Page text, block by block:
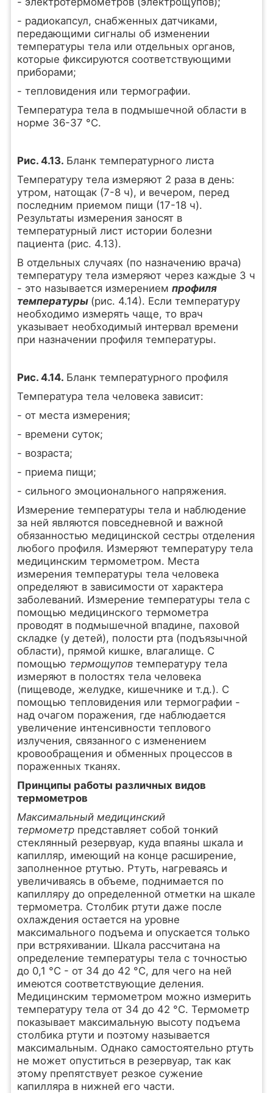
- радиокапсул, снабженных датчиками,
передающими сигналы об изменении
температуры тела или отдельных органов,
которые фиксируются соответствующими
приборами;
- тепловидения или термографии.
Температура тела в подмышечной области в
норме 36-37 °С.
Рис. 4.13. Бланк температурного листа
Температуру тела измеряют 2 раза в день:
утром, натощак (7-8 ч), и вечером, перед
последним приемом пищи (17-18 ч).
Результаты измерения заносят в
температурный лист истории болезни
пациента (рис. 4.13).
В отдельных случаях (по назначению врача)
температуру тела измеряют через каждые 3 ч
- это называется измерением профиля
температуры (рис. 4.14). Если температуру
необходимо измерять чаще, то врач
указывает необходимый интервал времени
при назначении профиля температуры.
Рис. 4.14. Бланк температурного профиля
Температура тела человека зависит:
- от места измерения;
- времени суток;
- возраста;
- приема пищи;
- сильного эмоционального напряжения.
Измерение температуры тела и наблюдение
за ней являются повседневной и важной
обязанностью медицинской сестры отделения
любого профиля. Измеряют температуру тела
медицинским термометром. Места
измерения температуры тела человека
определяют в зависимости от характера
заболеваний. Измерение температуры тела с
помощью медицинского термометра
проводят в подмышечной впадине, паховой
складке (у детей), полости рта (подъязычной
области), прямой кишке, влагалище. С
помощью термощупов температуру тела
измеряют в полостях тела человека
(пищеводе, желудке, кишечнике и т.д.). С
помощью тепловидения или термографии -
над очагом поражения, где наблюдается
увеличение интенсивности теплового
излучения, связанного с изменением
кровообращения и обменных процессов в
пораженных тканях.
Принципы работы различных видов
термометров
Максимальный медицинский
термометр представляет собой тонкий
стеклянный резервуар, куда впаяны шкала и
капилляр, имеющий на конце расширение,
заполненное ртутью. Ртуть, нагреваясь и
увеличиваясь в объеме, поднимается по
капилляру до определенной отметки на шкале
термометра. Столбик ртути даже после
охлаждения остается на уровне
максимального подъема и опускается только
при встряхивании. Шкала рассчитана на
определение температуры тела с точностью
до 0,1 °С - от 34 до 42 °С, для чего на ней
имеются соответствующие деления.
Медицинским термометром можно измерить
температуру тела от 34 до 42 °С. Термометр
показывает максимальную высоту подъема
столбика ртути и поэтому называется
максимальным. Однако самостоятельно ртуть
не может опуститься в резервуар, так как
этому препятствует резкое сужение
капилляра в нижней его части.